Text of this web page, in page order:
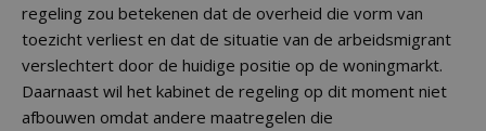
regeling zou betekenen dat de overheid die vorm van
toezicht verliest en dat de situatie van de arbeidsmigrant
verslechtert door de huidige positie op de woningmarkt.
Daarnaast wil het kabinet de regeling op dit moment niet
afbouwen omdat andere maatregelen die